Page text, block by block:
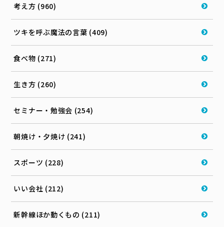
考え方 (960)
ツキを呼ぶ魔法の言葉 (409)
食べ物 (271)
生き方 (260)
セミナー・勉強会 (254)
朝焼け・夕焼け (241)
スポーツ (228)
いい会社 (212)
新幹線ほか動くもの (211)